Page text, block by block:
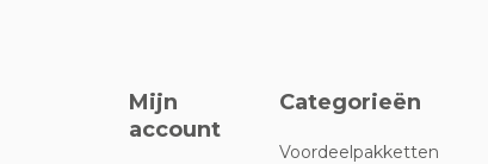
Mijn
account
Categorieën
Voordeelpakketten